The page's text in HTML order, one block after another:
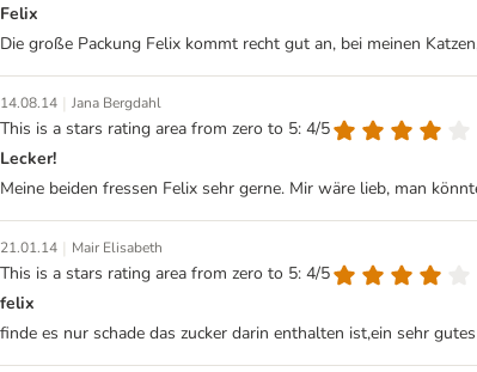
Felix
Die große Packung Felix kommt recht gut an, bei meinen
14.08.14 | Jana Bergdahl
This is a stars rating area from zero to 5: 4/5
Lecker!
Meine beiden fressen Felix sehr gerne. Mir wäre lieb, man
21.01.14 | Mair Elisabeth
This is a stars rating area from zero to 5: 4/5
felix
finde es nur schade das zucker darin enthalten ist,ein sehr